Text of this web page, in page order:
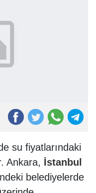
su fiyatlarındaki
Ankara, İstanbul
belediyelerde